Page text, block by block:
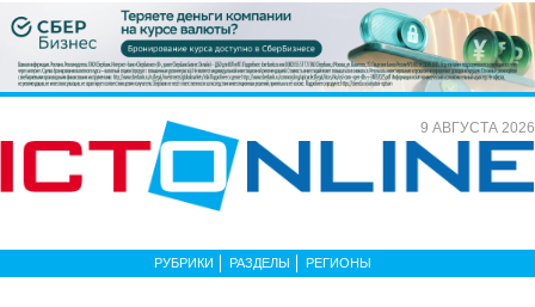
9 АВГУСТА 2026
РУБРИКИ РАЗДЕЛЫ РЕГИОНЫ